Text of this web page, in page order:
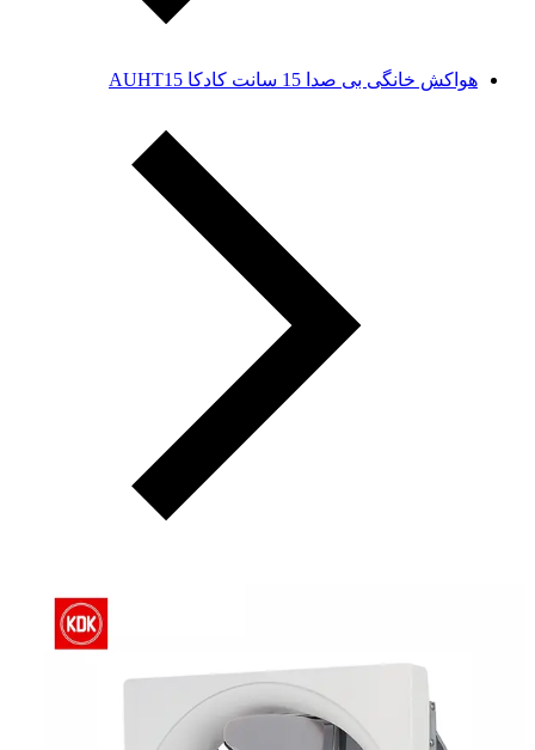
هواکش خانگی بی صدا 15 سانت کادکا AUHT15